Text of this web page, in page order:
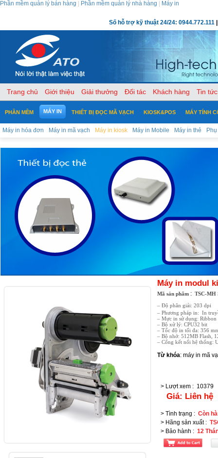
Phần mềm quản lý bán hàng Phần mềm quản lý nhà hàng Máy in
Số hỗ trợ kỹ thuật 24/24: 0944.772.111
Trang chủ Giới thiệu Giải thưởng Đối tác Khách hàng Tin tức
PHẦN MỀM MÁY IN
Máy in hóa đơn Máy in mã vạch Máy in kiosk Máy in Mobile Máy in thẻ
THIẾT BỊ ĐỌC MÃ VẠCH KIOSK&POS MÁY TÍNH
Máy in modul
Mã sản phẩm : TSC-MH
– Độ phân giải: 203 dpi
– Phương pháp in: In
– Mực in sử dụng: Ribbon
– Bộ xử lý: CPU32 bit
– Tốc độ in tối đa: 356
– Bộ nhớ: 512MB Flash,
– Cổng kết nối hệ thống:
Từ khóa: máy in mã
> Lượt xem : 10379
Giá: Liên hệ
> Tình trạng : Còn
> Hãng sản xuất:
> Bảo hành : 12